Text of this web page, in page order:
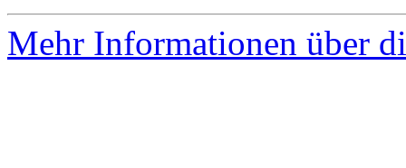
Mehr Informationen über